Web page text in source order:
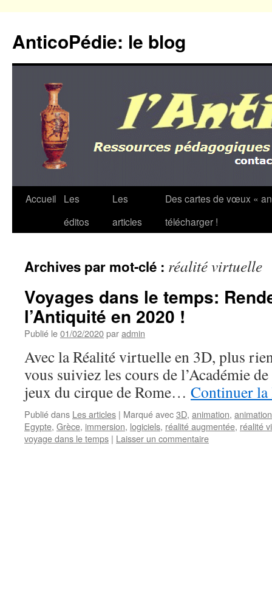
contenu
AnticoPédie: le blog
Accueil
Les
éditos
Les
articles
Des cartes de vœux «
télécharger !
Archives par mot-clé : réalité virtuelle
Voyages dans le temps:
l’Antiquité en 2020 !
Publié le01/02/2020paradmin
Avec la Réalité virtuelle en 3D, plus
vous suiviez les cours de l’Académie
jeux du cirque de Rome… Continuer
Publié dans Les articles | Marqué avec3D, animation,
Egypte, Grèce, immersion, logiciels, réalité augmentée, réalité
voyage dans le temps | Laisser un commentaire